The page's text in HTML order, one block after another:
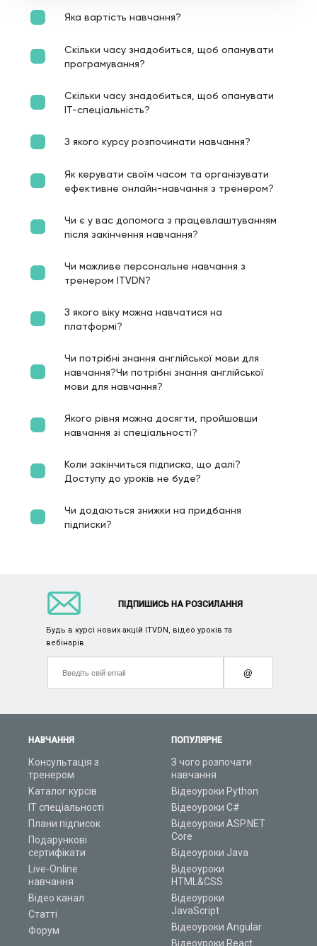
Яка вартість навчання?
Скільки часу знадобиться, щоб опанувати
програмування?
Скільки часу знадобиться, щоб опанувати
ІТ-спеціальність?
З якого курсу розпочинати навчання?
Як керувати своїм часом та організувати
ефективне онлайн-навчання з тренером?
Чи є у вас допомога з працевлаштуванням
після закінчення навчання?
Чи можливе персональне навчання з
тренером ITVDN?
З якого віку можна навчатися на
платформі?
Чи потрібні знання англійської мови для
навчання?Чи потрібні знання англійської
мови для навчання?
Якого рівня можна досягти, пройшовши
навчання зі спеціальності?
Коли закінчиться підписка, що далі?
Доступу до уроків не буде?
Чи додаються знижки на придбання
підписки?
НАВЧАННЯ
Консультація з
тренером
Каталог курсів
ІТ спеціальності
Плани підписок
Подарункові
сертифікати
Live-Online
навчання
Відео канал
Статті
Форум
ПОПУЛЯРНЕ
З чого розпочати
навчання
Відеоуроки Python
Відеоуроки C#
Відеоуроки ASP.NET
Core
Відеоуроки Java
Відеоуроки
HTML&CSS
Відеоуроки
JavaScript
Відеоуроки Angular
Відеоуроки React
ПІДПИШИСЬ НА РОЗСИЛАННЯ
Будь в курсі нових акцій ITVDN, відео уроків та
вебінарів
@